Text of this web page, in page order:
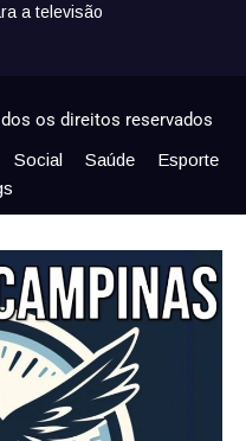
a televisão
os direitos reservados
Social Saúde
Esporte